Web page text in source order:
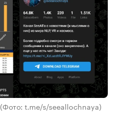
(Фото: t.me/s/seeallochnaya)